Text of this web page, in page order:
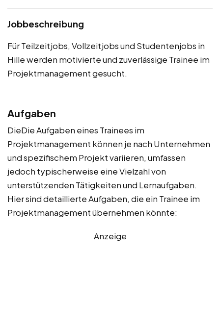
Jobbeschreibung
Für Teilzeitjobs, Vollzeitjobs und Studentenjobs in
Hille werden motivierte und zuverlässige Trainee im
Projektmanagement gesucht.
Aufgaben
DieDie Aufgaben eines Trainees im
Projektmanagement können je nach Unternehmen
und spezifischem Projekt variieren, umfassen
jedoch typischerweise eine Vielzahl von
unterstützenden Tätigkeiten und Lernaufgaben.
Hier sind detaillierte Aufgaben, die ein Trainee im
Projektmanagement übernehmen könnte:
Anzeige